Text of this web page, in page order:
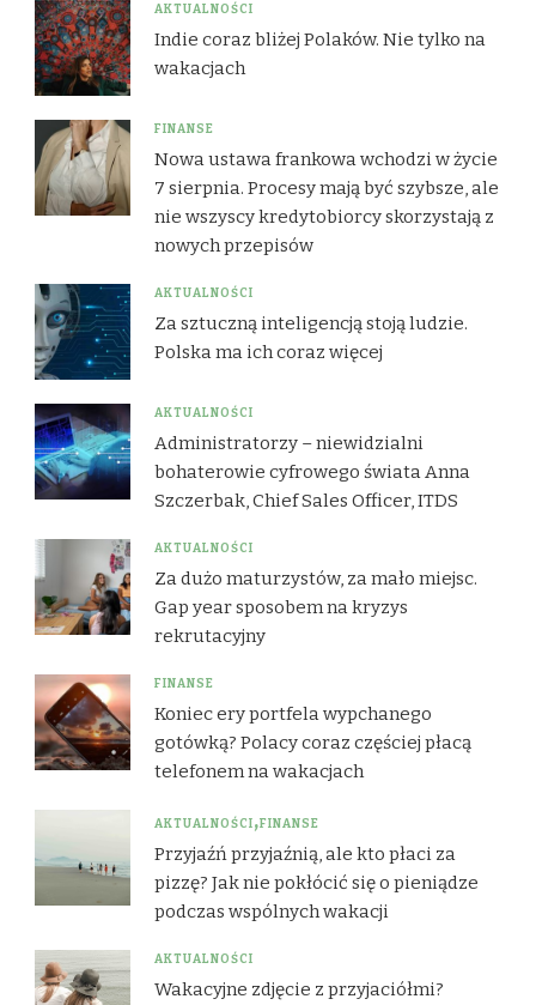
AKTUALNOŚCI
Indie coraz bliżej Polaków. Nie tylko na
wakacjach
FINANSE
Nowa ustawa frankowa wchodzi w życie
7 sierpnia. Procesy mają być szybsze, ale
nie wszyscy kredytobiorcy skorzystają z
nowych przepisów
AKTUALNOŚCI
Za sztuczną inteligencją stoją ludzie.
Polska ma ich coraz więcej
AKTUALNOŚCI
Administratorzy – niewidzialni
bohaterowie cyfrowego świata Anna
Szczerbak, Chief Sales Officer, ITDS
AKTUALNOŚCI
Za dużo maturzystów, za mało miejsc.
Gap year sposobem na kryzys
rekrutacyjny
FINANSE
Koniec ery portfela wypchanego
gotówką? Polacy coraz częściej płacą
telefonem na wakacjach
AKTUALNOŚCI FINANSE
Przyjaźń przyjaźnią, ale kto płaci za
pizzę? Jak nie pokłócić się o pieniądze
podczas wspólnych wakacji
AKTUALNOŚCI
Wakacyjne zdjęcie z przyjaciółmi?